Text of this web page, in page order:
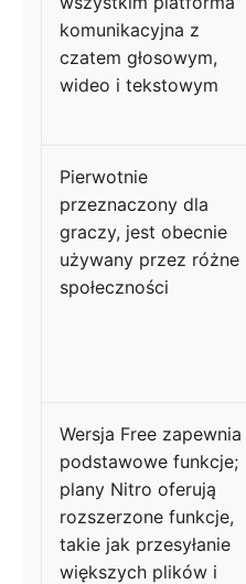
komunikacyjna z
czatem głosowym,
wideo i tekstowym
Pierwotnie
przeznaczony dla
graczy, jest obecnie
używany przez różne
społeczności
Wersja Free zapewnia
podstawowe funkcje;
plany Nitro oferują
rozszerzone funkcje,
takie jak przesyłanie
większych plików i